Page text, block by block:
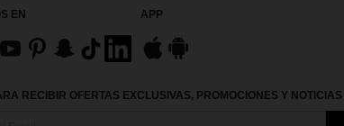
EN APP
RECIBIR OFERTAS EXCLUSIVAS, PROMOCIONES Y NOTICIAS